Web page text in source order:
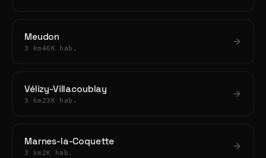
Meudon
3 km46K hab.
Vélizy-Villacoublay
3 km 23K hab.
Marnes-la-Coquette
3 km 2K hab.